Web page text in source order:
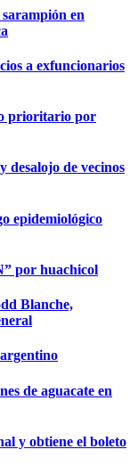
en
a exfuncionarios
prioritario por
desalojo de vecinos
epidemiológico
por huachicol
Blanche,
de aguacate en
y obtiene el boleto